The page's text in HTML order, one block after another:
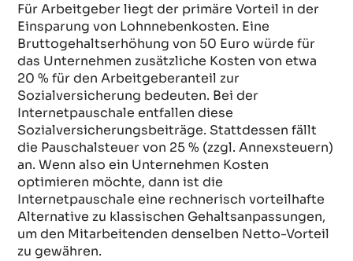
Für Arbeitgeber liegt der primäre Vorteil in der
Einsparung von Lohnnebenkosten. Eine
Bruttogehaltserhöhung von 50 Euro würde für
das Unternehmen zusätzliche Kosten von etwa
20 % für den Arbeitgeberanteil zur
Sozialversicherung bedeuten. Bei der
Internetpauschale entfallen diese
Sozialversicherungsbeiträge. Stattdessen fällt
die Pauschalsteuer von 25 % (zzgl. Annexsteuern)
an. Wenn also ein Unternehmen Kosten
optimieren möchte, dann ist die
Internetpauschale eine rechnerisch vorteilhafte
Alternative zu klassischen Gehaltsanpassungen,
um den Mitarbeitenden denselben Netto-Vorteil
zu gewähren.